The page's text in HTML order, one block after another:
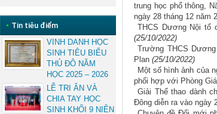
trung học phổ thông,
ngày 28 tháng 12 năm
THCS Dương Nội tổ
(25/10/2022)
Trường THCS
Plan (25/10/2022)
Một số hình ảnh của
phối hợp với Phòng
Giải Thể thao dành
Đông diễn ra vào ngày
• Tin tiêu điểm
VINH DANH HỌC
SINH TIÊU BIỂU
THỦ ĐÔ NĂM
HỌC 2025 – 2026
LỄ TRI ÂN VÀ
CHIA TAY HỌC
SINH KHỐI 9 NIÊN